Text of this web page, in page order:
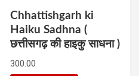
Chhattishgarh ki
Haiku Sadhna (
छत्तीसगढ़ की हाइकु साधना )
300.00